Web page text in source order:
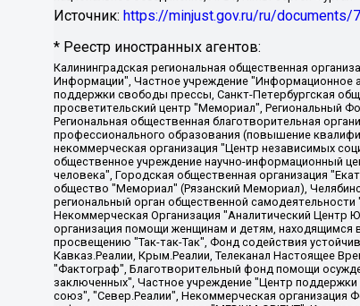
Источник: https://minjust.gov.ru/ru/documents/
* Реестр иностранных агентов:
Калининградская региональная общественная организация "Экозащита!-Женсовет", Фонд содействия защите прав и свобод граждан "Общественный вердикт", Фонд "Институт Развития Свободы Информации", Частное учреждение "Информационное агентство МЕМО. РУ", Региональная общественная организация "Общественная комиссия по сохранению наследия академика Сахарова", Фонд поддержки свободы прессы, Санкт-Петербургская общественная правозащитная организация "Гражданский контроль", Межрегиональная общественная организация "Информационно-просветительский центр "Мемориал", Региональный Фонд "Центр Защиты Прав Средств Массовой Информации", с 05.12.2023 Фонд "Центр Защиты Прав Средств массовой информации", Региональная общественная благотворительная организация помощи беженцам и мигрантам "Гражданское содействие", Негосударственное образовательное учреждение дополнительного профессионального образования (повышение квалификации) специалистов "АКАДЕМИЯ ПО ПРАВАМ ЧЕЛОВЕКА", Свердловская региональная общественная организация "Сутяжник", Автономная некоммерческая организация "Центр независимых социологических исследований", Союз общественных объединений "Российский исследовательский центр по правам человека", Региональное общественное учреждение научно-информационный центр "МЕМОРИАЛ", Некоммерческая организация "Фонд защиты гласности", Автономная некоммерческая организация "Институт прав человека", Городская общественная организация "Екатеринбургское общество "МЕМОРИАЛ", Городская общественная организация "Рязанское историко-просветительское и правозащитное общество "Мемориал" (Рязанский Мемориал), Челябинский региональный орган общественной самодеятельности – женское общественное объединение "Женщины Евразии", Челябинский региональный орган общественной самодеятельности "Уральская правозащитная группа", Фонд содействия защите здоровья и социальной справедливости имени Андрея Рылькова, Автономная Некоммерческая Организация "Аналитический Центр Юрия Левады", Автономная некоммерческая организация социальной поддержки населения "Проект Апрель", Региональная общественная организация помощи женщинам и детям, находящимся в кризисной ситуации "Информационно-методический центр "Анна", Фонд содействия развитию массовых коммуникаций и правовому просвещению "Так-так-Так", Фонд содействия устойчивому развитию "Серебряная тайга", Свердловский региональный общественный фонд социальных проектов "Новое время", "Idel.Реалии", Кавказ.Реалии, Крым.Реалии, Телеканал Настоящее Время, Татаро-башкирская служба Радио Свобода (Azatliq Radiosi), Радио Свободная Европа/Радио Свобода (PCE/PC), "Сибирь.Реалии", "Фактограф", Благотворительный фонд помощи осужденным и их семьям, Автономная некоммерческая организация "Институт глобализации и